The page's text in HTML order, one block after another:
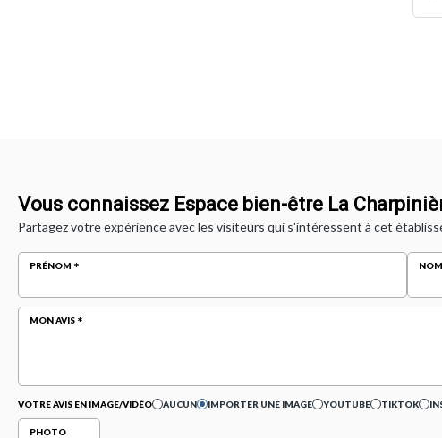
Vous connaissez Espace bien-être La
Partagez votre expérience avec les visiteurs qui s'intéressent à cet
PRÉNOM NOM
MON AVIS
VOTRE AVIS EN IMAGE/VIDÉO AUCUN IMPORTER UNE IMAGE YOUTUBE TIKTOK
PHOTO